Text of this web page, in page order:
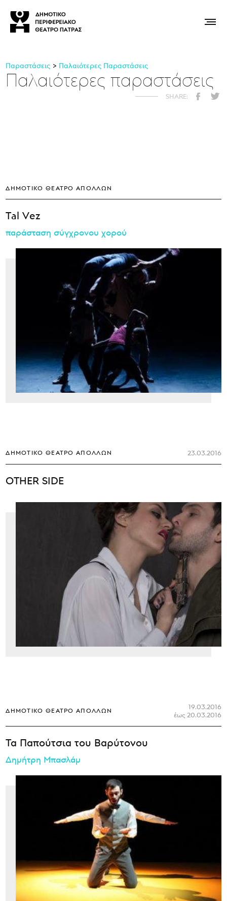
Παραστάσεις Παλαιότερες Παραστάσεις
Παλαιότερες παραστάσεις
ΔΗΜΟΤΙΚΌ ΘΈΑΤΡΟ ΑΠΌΛΛΩΝ
Τal Vez
παράσταση σύγχρονου χορού
23.03.2016
ΔΗΜΟΤΙΚΌ ΘΈΑΤΡΟ ΑΠΌΛΛΩΝ
OTHER SIDE
19.03.2016
έως 20.03.2016
ΔΗΜΟΤΙΚΌ ΘΈΑΤΡΟ ΑΠΌΛΛΩΝ
Τα Παπούτσια του Βαρύτονου
Δημήτρη Μπασλάμ